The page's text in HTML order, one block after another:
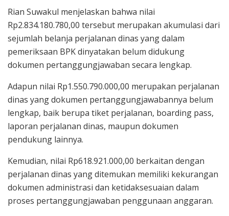
Rian Suwakul menjelaskan bahwa nilai
Rp2.834.180.780,00 tersebut merupakan akumulasi dari
sejumlah belanja perjalanan dinas yang dalam
pemeriksaan BPK dinyatakan belum didukung
dokumen pertanggungjawaban secara lengkap.
Adapun nilai Rp1.550.790.000,00 merupakan perjalanan
dinas yang dokumen pertanggungjawabannya belum
lengkap, baik berupa tiket perjalanan, boarding pass,
laporan perjalanan dinas, maupun dokumen
pendukung lainnya.
Kemudian, nilai Rp618.921.000,00 berkaitan dengan
perjalanan dinas yang ditemukan memiliki kekurangan
dokumen administrasi dan ketidaksesuaian dalam
proses pertanggungjawaban penggunaan anggaran.